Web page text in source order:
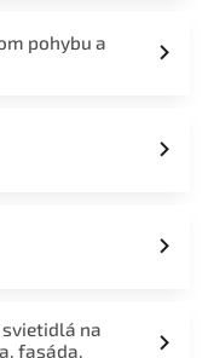
pohybu a
svietidlá na
fasáda,